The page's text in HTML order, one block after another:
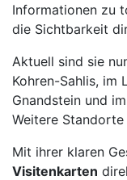
Informationen zu
die Sichtbarkeit
Aktuell sind sie
Kohren-Sahlis, im
Gnandstein und
Weitere
Mit ihrer klaren
Visitenkarten